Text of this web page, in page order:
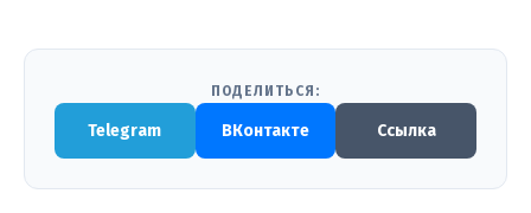
ПОДЕЛИТЬСЯ:
Telegram ВКонтакте Ссылка